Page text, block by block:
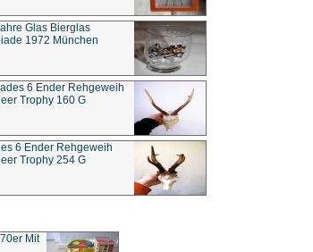
Glas Bierglas
1972 München
6 Ender Rehgeweih
Trophy 160 G
6 Ender Rehgeweih
Trophy 254 G
Mit